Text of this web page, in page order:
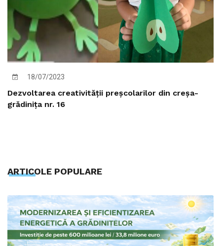
18/07/2023
Dezvoltarea creativității preșcolarilor din creșa-
grădinița nr. 16
ARTICOLE POPULARE